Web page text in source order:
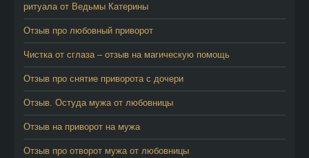
ритуала от Ведьмы Катерины
Отзыв про любовный приворот
Чистка от сглаза – отзыв на магическую помощь
Отзыв про снятие приворота с дочери
Отзыв. Остуда мужа от любовницы
Отзыв на приворот на мужа
Отзыв про отворот мужа от любовницы